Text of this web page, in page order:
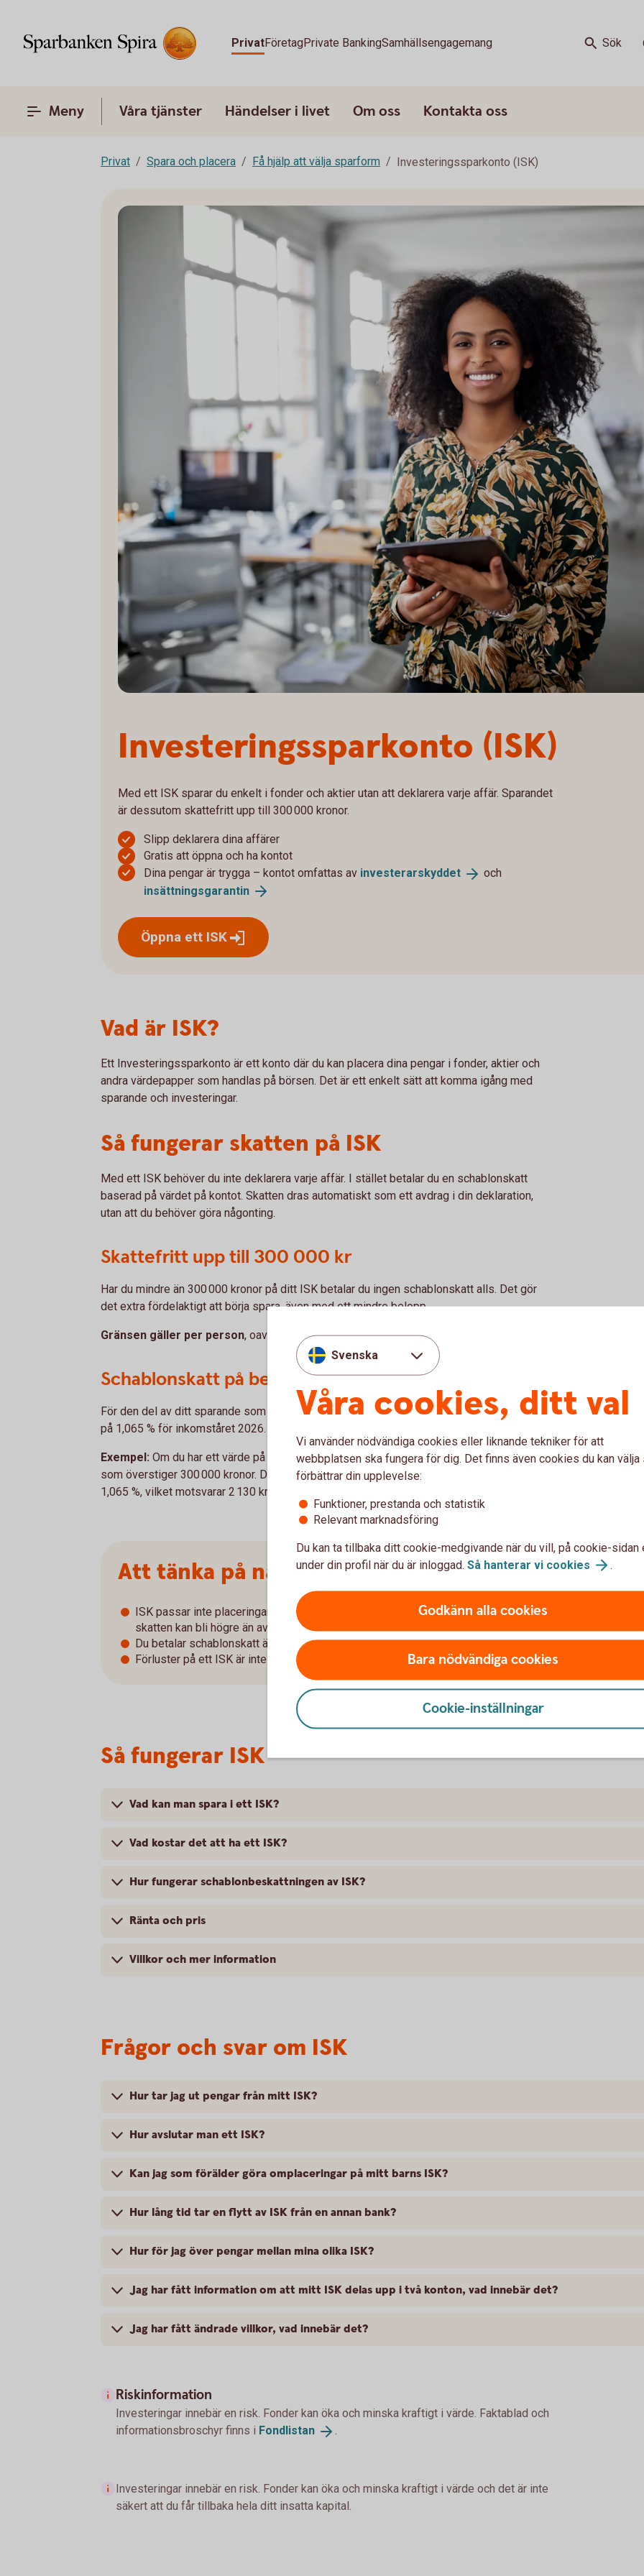
PrivatFöretagPrivate BankingSamhällsengagemang Sök
Meny Våra tjänster Händelser i livet Om oss Kontakta oss
Privat Spara och placera Få hjälp att välja sparform Investeringssparkonto (ISK)
Investeringssparkonto (ISK)
Med ett ISK sparar du enkelt i fonder och aktier utan att deklarera varje affär. Sparandet
är dessutom skattefritt upp till 300 000 kronor.
Slipp deklarera dina affärer
Gratis att öppna och ha kontot
Dina pengar är trygga – kontot omfattas av investerarskyddet
och
insättningsgarantin
Öppna ett ISK
Vad är ISK?
Ett Investeringssparkonto är ett konto där du kan placera dina pengar i fonder, aktier och
andra värdepapper som handlas på börsen. Det är ett enkelt sätt att komma igång med
sparande och investeringar.
Så fungerar skatten på ISK
Med ett ISK behöver du inte deklarera varje affär. I stället betalar du en schablonskatt
baserad på värdet på kontot. Skatten dras automatiskt som ett avdrag i din deklaration,
utan att du behöver göra någonting.
Skattefritt upp till 300 000 kr
Har du mindre än 300 000 kronor på ditt ISK betalar du ingen schablonskatt alls. Det gör
det extra fördelaktigt att börja spara, även med ett mindre belopp.
Gränsen gäller per person, oavsett hur många konton du har.
Schablonskatt på belopp över 300 000 kronor
För den del av ditt sparande som överstiger 300 000 kronor betalar du en schablonskatt
på 1,065 % för inkomståret 2026.
Exempel: Om du har ett värde på 500 000 kronor på ditt ISK beskattas endast beloppet
som överstiger 300 000 kronor. Det innebär att 200 000 kronor schablonbeskattas med
1,065 %, vilket motsvarar 2 130 kronor i skatt per år.
Att tänka på när du sparar i ISK
ISK passar inte placeringar med låg avkastning, till exempel räntefonder, eftersom
skatten kan bli högre än avkastningen.
Du betalar schablonskatt även om värdet på ditt ISK minskar.
Förluster på ett ISK är inte avdragsgilla i deklarationen.
Så fungerar ISK
Vad kan man spara i ett ISK?
Vad kostar det att ha ett ISK?
Hur fungerar schablonbeskattningen av ISK?
Ränta och pris
Villkor och mer information
Frågor och svar om ISK
Hur tar jag ut pengar från mitt ISK?
Hur avslutar man ett ISK?
Kan jag som förälder göra omplaceringar på mitt barns ISK?
Hur lång tid tar en flytt av ISK från en annan bank?
Hur för jag över pengar mellan mina olika ISK?
Jag har fått information om att mitt ISK delas upp i två konton, vad innebär det?
Jag har fått ändrade villkor, vad innebär det?
Riskinformation
Investeringar innebär en risk. Fonder kan öka och minska kraftigt i värde. Faktablad och
informationsbroschyr finns i Fondlistan .
Investeringar innebär en risk. Fonder kan öka och minska kraftigt i värde och det är inte
säkert att du får tillbaka hela ditt insatta kapital.
Svenska
Våra cookies, ditt val
Vi använder nödvändiga cookies eller liknande tekniker för att
webbplatsen ska fungera för dig. Det finns även cookies du kan välja
förbättrar din upplevelse:
Funktioner, prestanda och statistik
Relevant marknadsföring
Du kan ta tillbaka ditt cookie-medgivande när du vill, på cookie-sidan
under din profil när du är inloggad. Så hanterar vi cookies .
Godkänn alla cookies
Bara nödvändiga cookies
Cookie-inställningar